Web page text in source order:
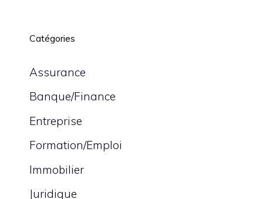
Catégories
Assurance
Banque/Finance
Entreprise
Formation/Emploi
Immobilier
Juridique